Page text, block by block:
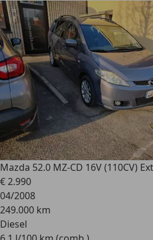
Mazda 52.0 MZ-CD 16V (110CV)
€ 2.990
04/2008
249.000 km
Diesel